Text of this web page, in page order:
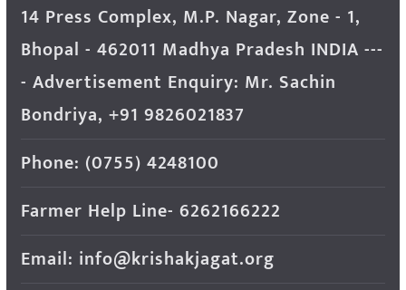
14 Press Complex, M.P. Nagar, Zone - 1,
Bhopal - 462011 Madhya Pradesh INDIA ---
- Advertisement Enquiry: Mr. Sachin
Bondriya, +91 9826021837
Phone: (0755) 4248100
Farmer Help Line- 6262166222
Email: info@krishakjagat.org